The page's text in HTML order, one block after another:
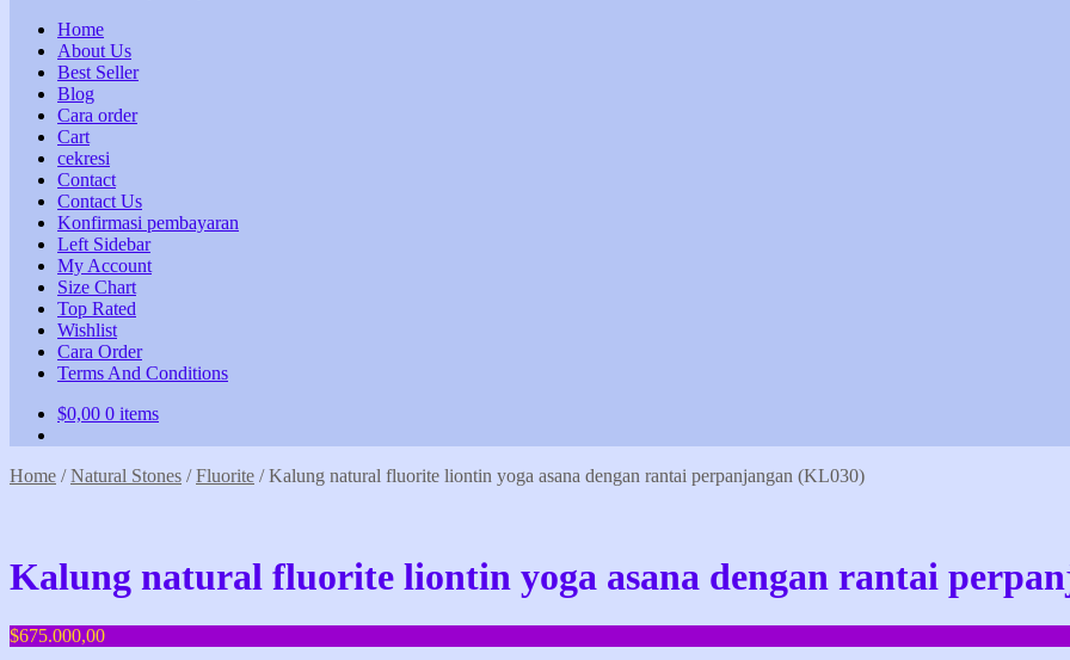
Home
About Us
Best Seller
Blog
Cara order
Cart
cekresi
Contact
Contact Us
Konfirmasi pembayaran
Left Sidebar
My Account
Size Chart
Top Rated
Wishlist
Cara Order
Terms And Conditions
$0,00 0 items
Home /Natural Stones /Fluorite /Kalung natural fluorite liontin yoga asana dengan rantai perpanjangan (KL030)
Kalung natural fluorite liontin yoga asana dengan rantai
$675.000,00